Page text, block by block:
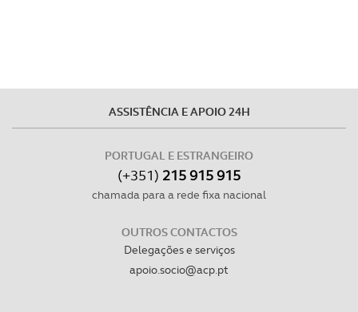
ASSISTÊNCIA E APOIO 24H
PORTUGAL E ESTRANGEIRO
(+351) 215 915 915
chamada para a rede fixa nacional
OUTROS CONTACTOS
Delegações e serviços
apoio.socio@acp.pt